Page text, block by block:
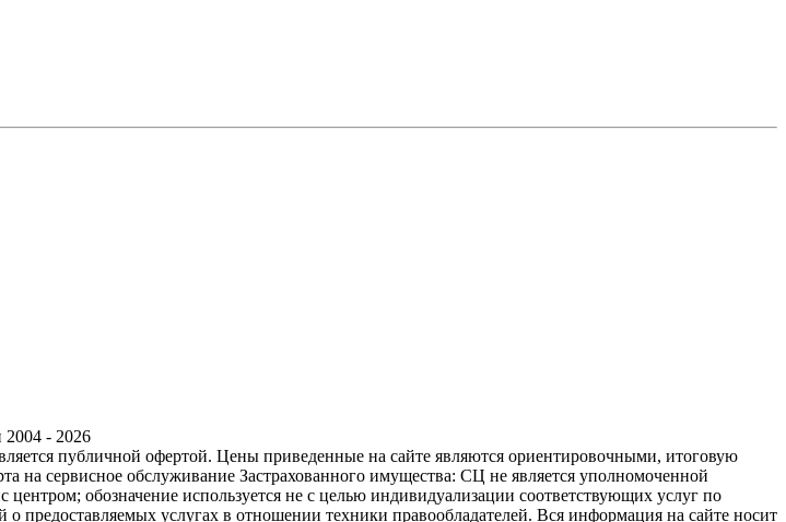
- 2026
публичной офертой. Цены приведенные на сайте являются ориентировочными, итоговую
на сервисное обслуживание Застрахованного имущества: СЦ не является уполномоченной
обозначение используется не с целью индивидуализации соответствующих услуг по
предоставляемых услугах в отношении техники правообладателей. Вся информация на сайте носит